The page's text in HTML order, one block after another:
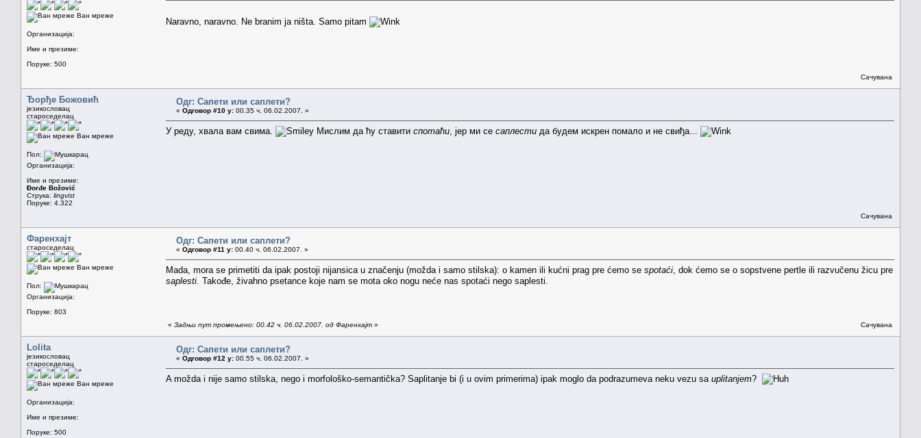
Ван мреже
Организација:
Име и презиме:
Поруке: 500
Naravno, naravno. Ne branim ja ništa. Samo pitam
Сачувана
Ђорђе Божовић
језикословац
староседелац
Ван мреже
Пол:
Организација:
Име и презиме:
Đorđe Božović
Струка: lingvist
Поруке: 4.322
Одг: Сапети или саплети?
« Одговор #10 у: 00.35 ч. 06.02.2007. »
У реду, хвала вам свима. Мислим да ћу ставити спотаћи , јер ми се саплести да будем искрен помало и не свиђа...
Сачувана
Фаренхајт
староседелац
Ван мреже
Пол:
Организација:
Поруке: 803
Одг: Сапети или саплети?
« Одговор #11 у: 00.40 ч. 06.02.2007. »
Mada, mora se primetiti da ipak postoji nijansica u značenju (možda i samo stilska): o kamen ili kućni prag pre ćemo se spotaći , dok ćemo se o sopstvene pertle ili razvučenu žicu pre
saplesti . Takođe, živahno psetance koje nam se mota oko nogu neće nas spotaći nego saplesti.
« Задњи пут промењено: 00.42 ч. 06.02.2007. од Фаренхајт » Сачувана
Lolita
језикословац
староседелац
Ван мреже
Организација:
Име и презиме:
Поруке: 500
Одг: Сапети или саплети?
« Одговор #12 у: 00.55 ч. 06.02.2007. »
A možda i nije samo stilska, nego i morfološko-semantička? Saplitanje bi (i u ovim primerima) ipak moglo da podrazumeva neku vezu sa uplitanjem?